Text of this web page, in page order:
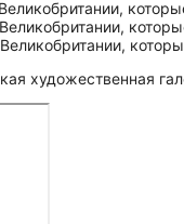
художественная